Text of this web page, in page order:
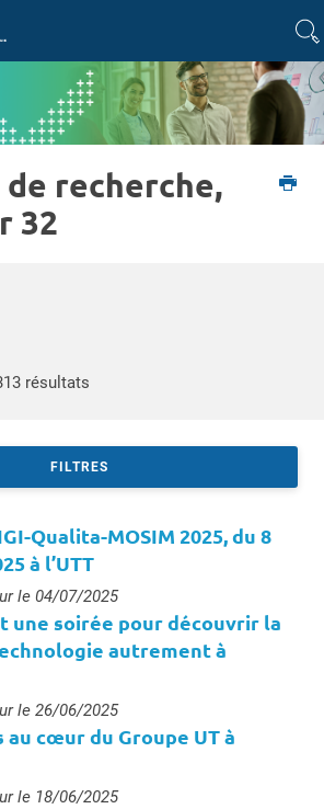
Validation des Acquis de l’Expérience
recherche,
32
résultats
FILTRES
Qualita-MOSIM 2025, du 8
à l’UTT
le 04/07/2025
une soirée pour découvrir la
autrement à
le 26/06/2025
au cœur du Groupe UT à
le 18/06/2025